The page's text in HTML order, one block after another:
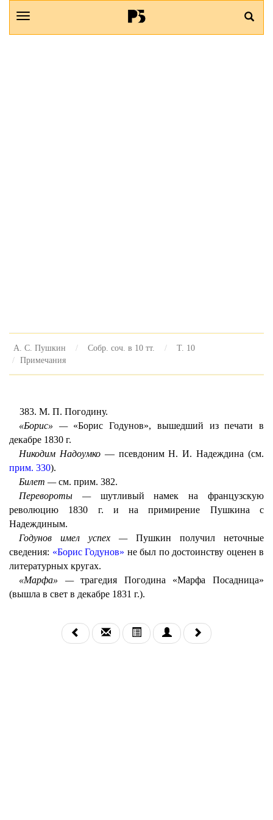
А. С. Пушкин Собр. соч. в 10 тт.
Т. 10
Примечания
383. M. П. Погодину.
«Борис» — «Борис Годунов», вышедший из печати в
декабре 1830 г.
Никодим Надоумко— псевдоним Н. И. Надеждина (см.
прим. 330).
Билет —см. прим. 382.
Перевороты — шутливый намек на французскую
революцию 1830 г. и на примирение Пушкина с
Надеждиным.
Годунов имел успех — Пушкин получил неточные
сведения: «Борис Годунов» не был по достоинству оценен в
литературных кругах.
«Марфа» —трагедия Погодина «Марфа Посадница»
(вышла в свет в декабре 1831 г.).